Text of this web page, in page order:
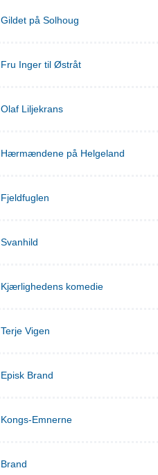
Gildet på Solhoug
Fru Inger til Østråt
Olaf Liljekrans
Hærmændene på Helgeland
Fjeldfuglen
Svanhild
Kjærlighedens komedie
Terje Vigen
Episk Brand
Kongs-Emnerne
Brand